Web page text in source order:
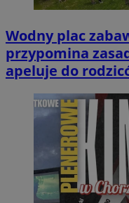
Wodny plac
przypomina
apeluje do